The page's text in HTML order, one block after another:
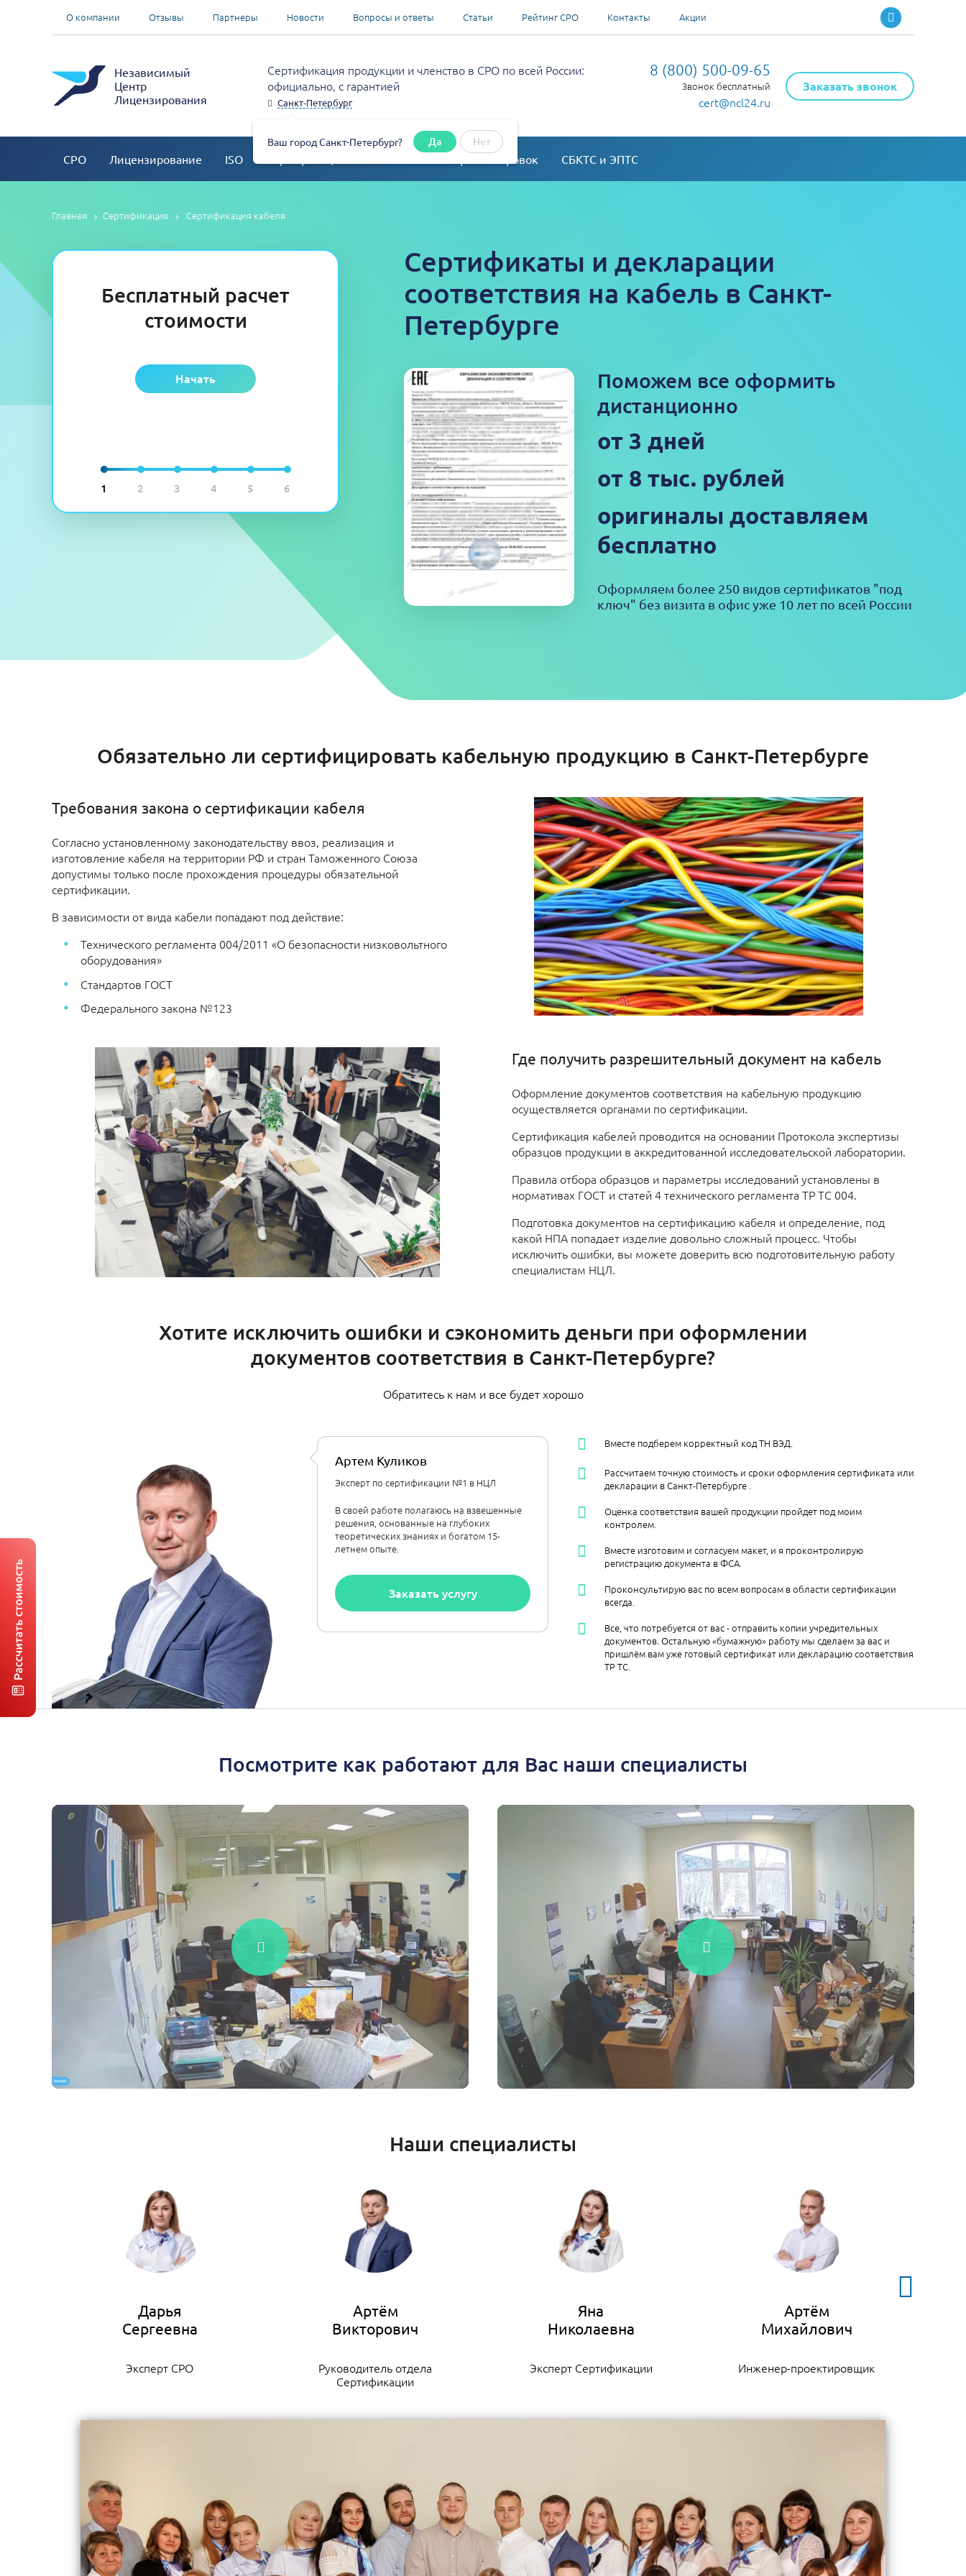
О компании Отзывы Партнеры Новости Вопросы и ответы Статьи Рейтинг СРО Контакты Акции
Независимый
Центр
Лицензирования
Сертификация продукции и членство в СРО по всей России:
официально, с гарантией
Санкт-Петербург
Ваш город Санкт-Петербург? Да Нет
8 (800) 500-09-65
Звонок бесплатный
cert@ncl24.ru
Заказать звонок
СРО Лицензирование ISO Согласование перепланировок СБКТС и ЭПТС
Главная Сертификация Сертификация кабеля
1 2 3 4 5 6
Бесплатный расчет
стоимости
Начать
Сертификаты и декларации
соответствия на кабель в Санкт-
Петербурге
Поможем все оформить
дистанционно
от 3 дней
от 8 тыс. рублей
оригиналы доставляем
бесплатно
Оформляем более 250 видов сертификатов "под
ключ" без визита в офис уже 10 лет по всей России
Обязательно ли сертифицировать кабельную продукцию в Санкт-Петербурге
Требования закона о сертификации кабеля
Согласно установленному законодательству ввоз, реализация и
изготовление кабеля на территории РФ и стран Таможенного Союза
допустимы только после прохождения процедуры обязательной
сертификации.
В зависимости от вида кабели попадают под действие:
Технического регламента 004/2011 «О безопасности низковольтного
оборудования»
Стандартов ГОСТ
Федерального закона №123
Где получить разрешительный документ на кабель
Оформление документов соответствия на кабельную продукцию
осуществляется органами по сертификации.
Сертификация кабелей проводится на основании Протокола экспертизы
образцов продукции в аккредитованной исследовательской лаборатории.
Правила отбора образцов и параметры исследований установлены в
нормативах ГОСТ и статей 4 технического регламента ТР ТС 004.
Подготовка документов на сертификацию кабеля и определение, под
какой НПА попадает изделие довольно сложный процесс. Чтобы
исключить ошибки, вы можете доверить всю подготовительную работу
специалистам НЦЛ.
Хотите исключить ошибки и сэкономить деньги при оформлении
документов соответствия в Санкт-Петербурге?
Обратитесь к нам и все будет хорошо
Артем Куликов
Эксперт по сертификации №1 в НЦЛ
В своей работе полагаюсь на взвешенные
решения, основанные на глубоких
теоретических знаниях и богатом 15-
летнем опыте.
Заказать услугу
Вместе подберем корректный код ТН ВЭД.
Рассчитаем точную стоимость и сроки оформления сертификата или
декларации в Санкт-Петербурге​ .
Оценка соответствия вашей продукции пройдет под моим
контролем.
Вместе изготовим и согласуем макет, и я проконтролирую
регистрацию документа в ФСА.
Проконсультирую вас по всем вопросам в области сертификации
всегда.
Все, что потребуется от вас - отправить копии учредительных
документов. Остальную «бумажную» работу мы сделаем за вас и
пришлём вам уже готовый сертификат или декларацию соответствия
ТР ТС.
Посмотрите как работают для Вас наши специалисты
Наши специалисты
Дарья
Эксперт СРО
Артём
Руководитель отдела
Сертификации
Яна
Эксперт Сертификации
Артём
Инженер-проектировщик